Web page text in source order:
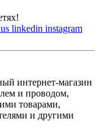
linkedin instagram
интернет-магазин
и проводом,
товарами,
и другими